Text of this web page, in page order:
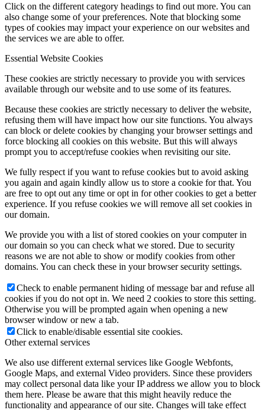
Click on the different category headings to find out more. You can
also change some of your preferences. Note that blocking some
types of cookies may impact your experience on our websites and
the services we are able to offer.
Essential Website Cookies
These cookies are strictly necessary to provide you with services
available through our website and to use some of its features.
Because these cookies are strictly necessary to deliver the website,
refusing them will have impact how our site functions. You always
can block or delete cookies by changing your browser settings and
force blocking all cookies on this website. But this will always
prompt you to accept/refuse cookies when revisiting our site.
We fully respect if you want to refuse cookies but to avoid asking
you again and again kindly allow us to store a cookie for that. You
are free to opt out any time or opt in for other cookies to get a better
experience. If you refuse cookies we will remove all set cookies in
our domain.
We provide you with a list of stored cookies on your computer in
our domain so you can check what we stored. Due to security
reasons we are not able to show or modify cookies from other
domains. You can check these in your browser security settings.
Check to enable permanent hiding of message bar and refuse all
cookies if you do not opt in. We need 2 cookies to store this setting.
Otherwise you will be prompted again when opening a new
browser window or new a tab.
Click to enable/disable essential site cookies.
Other external services
We also use different external services like Google Webfonts,
Google Maps, and external Video providers. Since these providers
may collect personal data like your IP address we allow you to block
them here. Please be aware that this might heavily reduce the
functionality and appearance of our site. Changes will take effect